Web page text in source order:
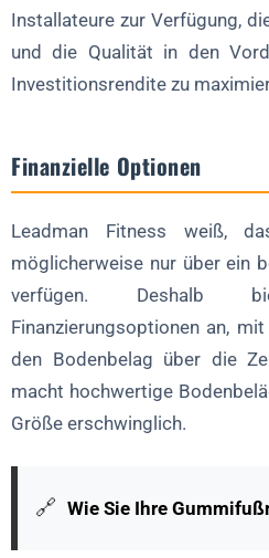
Installateure zur Verfügung,
und die Qualität in den
Investitionsrendite zu
Finanzielle Optionen
Leadman Fitness weiß,
möglicherweise nur über ein
verfügen. Deshalb
Finanzierungsoptionen an,
den Bodenbelag über die
macht hochwertige
Größe erschwinglich.
🔗 Wie Sie Ihre